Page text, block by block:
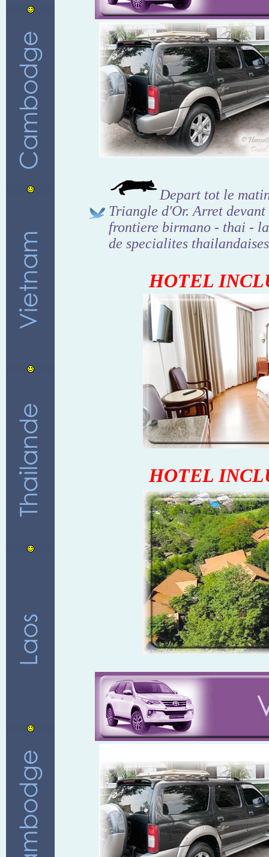
Depart tot le
Triangle d'Or. Arret
frontiere birmano - thai -
de specialites
HOTEL
HOTEL